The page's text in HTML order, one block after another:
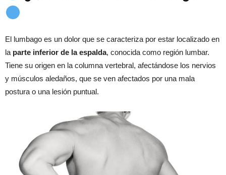
El lumbago es un dolor que se caracteriza por estar localizado en
la parte inferior de la espalda, conocida como región lumbar.
Tiene su origen en la columna vertebral, afectándose los nervios
y músculos aledaños, que se ven afectados por una mala
postura o una lesión puntual.